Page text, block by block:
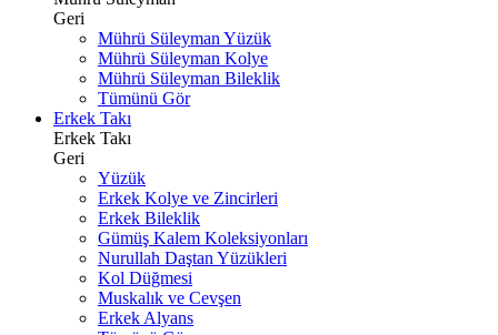
Geri
Mührü Süleyman Yüzük
Mührü Süleyman Kolye
Mührü Süleyman Bileklik
Tümünü Gör
Erkek Takı
Erkek Takı
Geri
Yüzük
Erkek Kolye ve Zincirleri
Erkek Bileklik
Gümüş Kalem Koleksiyonları
Nurullah Daştan Yüzükleri
Kol Düğmesi
Muskalık ve Cevşen
Erkek Alyans